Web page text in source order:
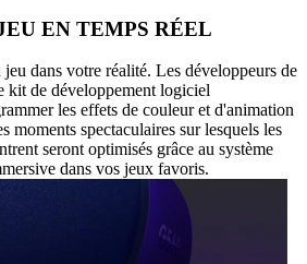
EN TEMPS RÉEL
dans votre réalité. Les développeurs de
kit de développement logiciel
les effets de couleur et d'animation
moments spectaculaires sur lesquels les
seront optimisés grâce au système
dans vos jeux favoris.